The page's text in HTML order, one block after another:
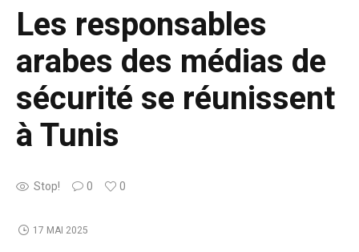
Les responsables
arabes des médias de
sécurité se réunissent
à Tunis
Stop! 0 0
17 MAI 2025